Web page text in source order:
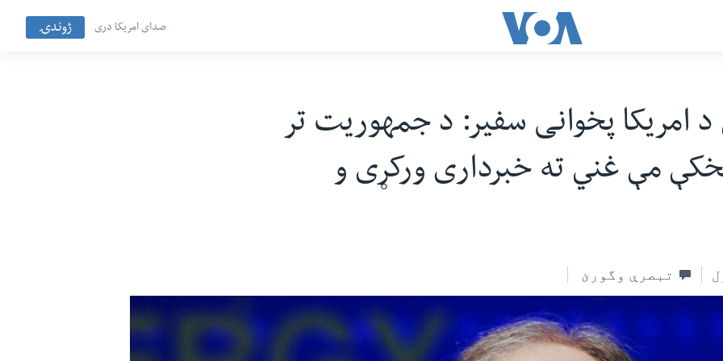
صدای امریکا دری ژوندۍ
د امریکا پخوانی سفیر: د جمهوریت تر
مې غني ته خبرداری ورکړی و
تبصرې وگورئ